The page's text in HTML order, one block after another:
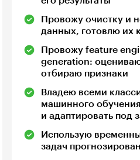
Провожу очистку и
данных, готовлю их
Провожу feature
generation:
отбираю признаки
Владею всеми
машинного
и адаптировать под
Использую
задач